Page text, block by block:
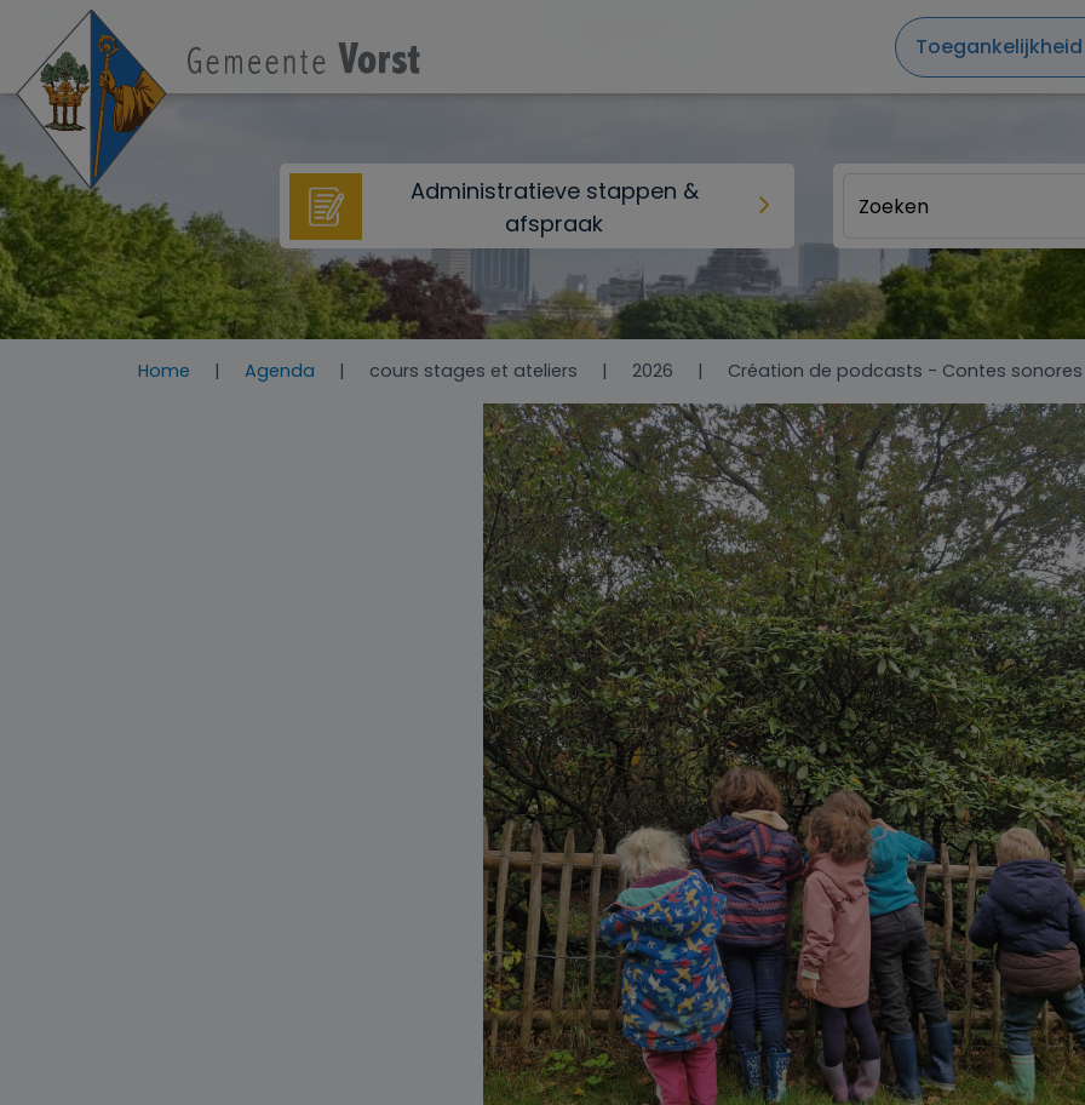
Overslaan en naar de inhoud gaan
Toegankelijkheid
Administratieve stappen &
afspraak
Home Agenda cours stages et ateliers 2026 Création de podcasts - Contes sonores